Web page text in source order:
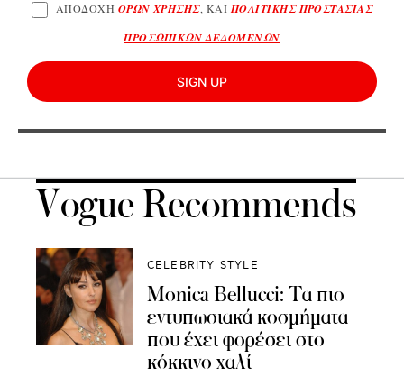
ΑΠΟΔΟΧΗ ΟΡΩΝ ΧΡΗΣΗΣ, ΚΑΙ ΠΟΛΙΤΙΚΗΣ ΠΡΟΣΤΑΣΙΑΣ
ΠΡΟΣΩΠΙΚΩΝ ΔΕΔΟΜΕΝΩΝ
SIGN UP
Vogue Recommends
CELEBRITY STYLE
Monica Bellucci: Τα πιο
εντυπωσιακά κοσμήματα
που έχει φορέσει στο
κόκκινο χαλί